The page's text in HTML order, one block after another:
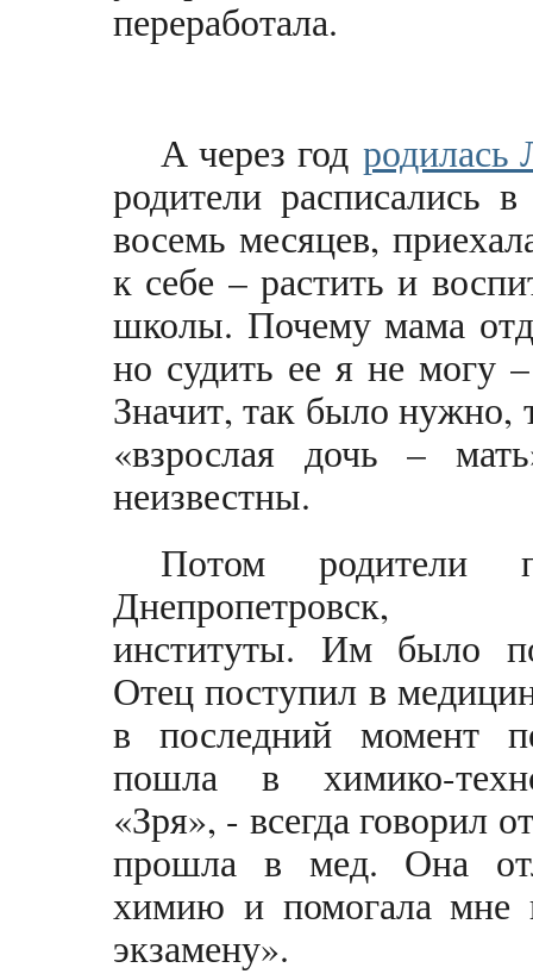
переработала.
А через год родилась
родители расписались
восемь месяцев,
к себе – растить и
школы. Почему мама
но судить ее я не могу
Значит, так было
«взрослая дочь –
неизвестны.
Потом родители
Днепропетровск,
институты. Им было
Отец поступил в
в последний момент
пошла в химико-
«Зря», - всегда говорил
прошла в мед. Она
химию и помогала мне
экзамену».